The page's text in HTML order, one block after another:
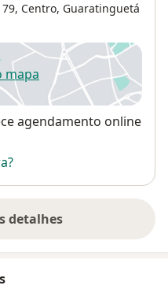
Centro, Guaratinguetá
mapanum novo separador
agendamento online
detalhes
o endereço